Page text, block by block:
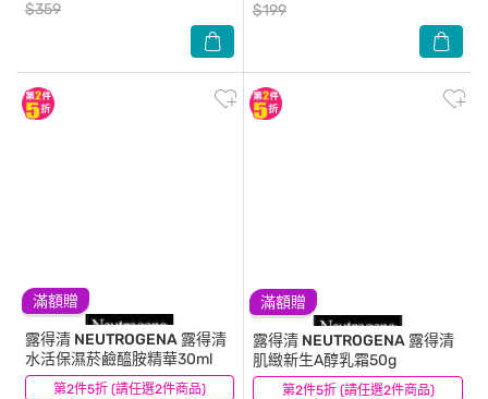
$359 $199
滿額贈
第2件5折 (請任選2件商品)
露得清 NEUTROGENA 露得清
水活保濕菸鹼醯胺精華30ml
(21)
滿額贈
第2件5折 (請任選2件商品)
露得清 NEUTROGENA 露得清
肌緻新生A醇乳霜50g
(150)